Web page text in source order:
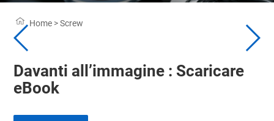
Home >Screw
Davanti all’immagine : Scaricare
eBook